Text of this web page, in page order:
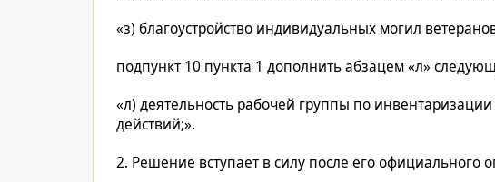
«з) благоустройство индивидуальных могил
подпункт 10 пункта 1 дополнить абзацем «л»
«л) деятельность рабочей группы по
действий;».
2. Решение вступает в силу после его официального